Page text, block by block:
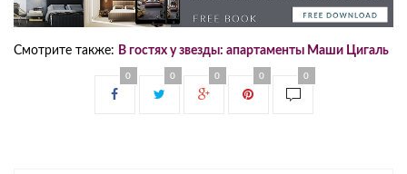
Смотрите также: В гостях у звезды: апартаменты Маши Цигаль
0 0 0 0 0